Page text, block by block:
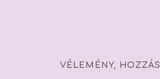
VÉLEMÉNY,